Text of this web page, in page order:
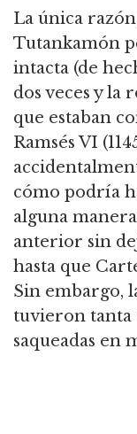
La única
Tutankamón
intacta (de
dos veces y la
que estaban
Ramsés VI
cómo podría
alguna
anterior sin
hasta que
Sin embargo,
tuvieron tanta
saqueadas en